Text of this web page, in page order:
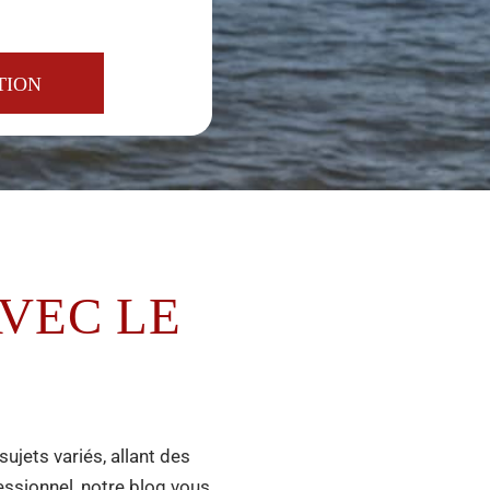
LE
variés, allant des